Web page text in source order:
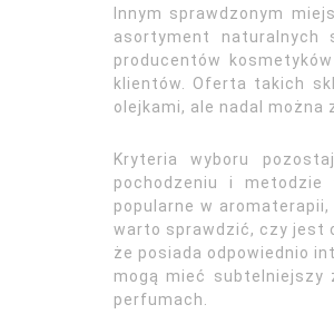
Innym sprawdzonym
asortyment naturalnych
producentów
klientów. Oferta takich
olejkami, ale nadal można
Kryteria wyboru
pochodzeniu i
popularne w
warto sprawdzić, czy jest
że posiada odpowiednio
mogą mieć subtelniejszy
perfumach.